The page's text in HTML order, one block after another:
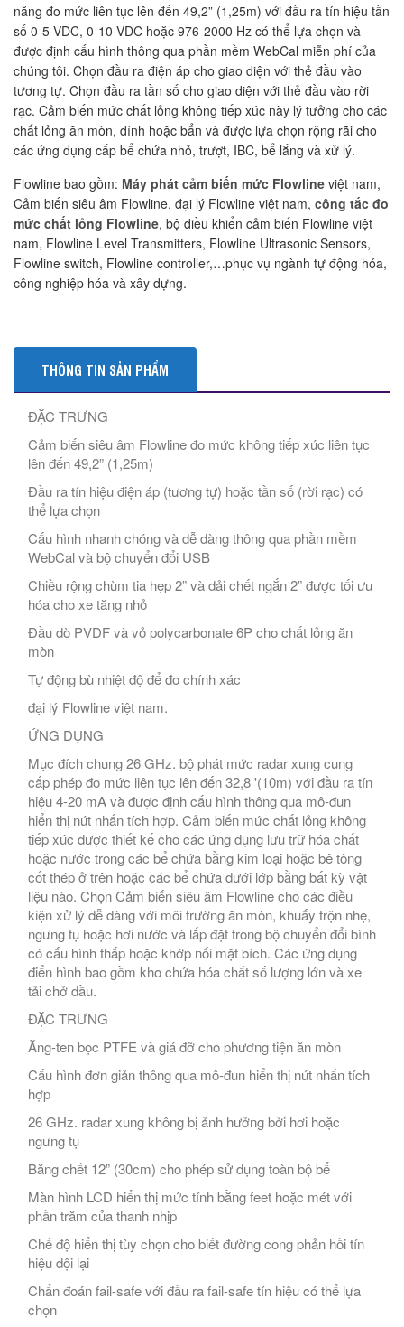
năng đo mức liên tục lên đến 49,2” (1,25m) với đầu ra tín hiệu tần
số 0-5 VDC, 0-10 VDC hoặc 976-2000 Hz có thể lựa chọn và
được định cấu hình thông qua phần mềm WebCal miễn phí của
chúng tôi. Chọn đầu ra điện áp cho giao diện với thẻ đầu vào
tương tự. Chọn đầu ra tần số cho giao diện với thẻ đầu vào rời
rạc. Cảm biến mức chất lỏng không tiếp xúc này lý tưởng cho các
chất lỏng ăn mòn, dính hoặc bẩn và được lựa chọn rộng rãi cho
các ứng dụng cấp bể chứa nhỏ, trượt, IBC, bể lắng và xử lý.
Flowline bao gồm: Máy phát cảm biến mức Flowline việt nam,
Cảm biến siêu âm Flowline, đại lý Flowline việt nam, công tắc đo
mức chất lỏng Flowline, bộ điều khiển cảm biến Flowline việt
nam, Flowline Level Transmitters, Flowline Ultrasonic Sensors,
Flowline switch, Flowline controller,…phục vụ ngành tự động hóa,
công nghiệp hóa và xây dựng.
THÔNG TIN SẢN PHẨM
ĐẶC TRƯNG
Cảm biến siêu âm Flowline đo mức không tiếp xúc liên tục
lên đến 49,2” (1,25m)
Đầu ra tín hiệu điện áp (tương tự) hoặc tần số (rời rạc) có
thể lựa chọn
Cấu hình nhanh chóng và dễ dàng thông qua phần mềm
WebCal và bộ chuyển đổi USB
Chiều rộng chùm tia hẹp 2” và dải chết ngắn 2” được tối ưu
hóa cho xe tăng nhỏ
Đầu dò PVDF và vỏ polycarbonate 6P cho chất lỏng ăn
mòn
Tự động bù nhiệt độ để đo chính xác
đại lý Flowline việt nam.
ỨNG DỤNG
Mục đích chung 26 GHz. bộ phát mức radar xung cung
cấp phép đo mức liên tục lên đến 32,8 '(10m) với đầu ra tín
hiệu 4-20 mA và được định cấu hình thông qua mô-đun
hiển thị nút nhấn tích hợp. Cảm biến mức chất lỏng không
tiếp xúc được thiết kế cho các ứng dụng lưu trữ hóa chất
hoặc nước trong các bể chứa bằng kim loại hoặc bê tông
cốt thép ở trên hoặc các bể chứa dưới lớp bằng bất kỳ vật
liệu nào. Chọn Cảm biến siêu âm Flowline cho các điều
kiện xử lý dễ dàng với môi trường ăn mòn, khuấy trộn nhẹ,
ngưng tụ hoặc hơi nước và lắp đặt trong bộ chuyển đổi bình
có cấu hình thấp hoặc khớp nối mặt bích. Các ứng dụng
điển hình bao gồm kho chứa hóa chất số lượng lớn và xe
tải chở dầu.
ĐẶC TRƯNG
Ăng-ten bọc PTFE và giá đỡ cho phương tiện ăn mòn
Cấu hình đơn giản thông qua mô-đun hiển thị nút nhấn tích
hợp
26 GHz. radar xung không bị ảnh hưởng bởi hơi hoặc
ngưng tụ
Băng chết 12” (30cm) cho phép sử dụng toàn bộ bể
Màn hình LCD hiển thị mức tính bằng feet hoặc mét với
phần trăm của thanh nhịp
Chế độ hiển thị tùy chọn cho biết đường cong phản hồi tín
hiệu dội lại
Chẩn đoán fail-safe với đầu ra fail-safe tín hiệu có thể lựa
chọn